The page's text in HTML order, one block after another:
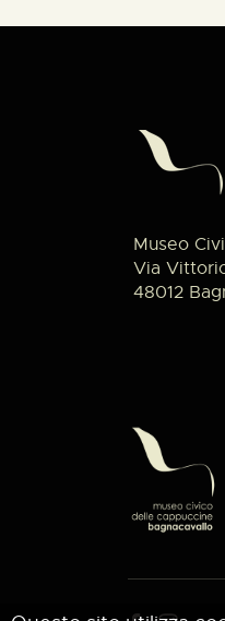
Museo
Via
48012